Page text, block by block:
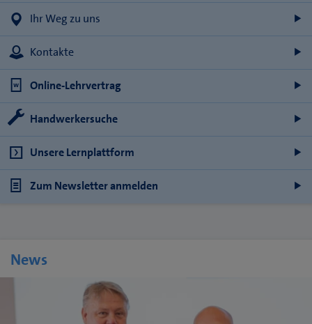
Ihr Weg zu uns
Kontakte
Online-Lehrvertrag
Handwerkersuche
Unsere Lernplattform
Zum Newsletter anmelden
News